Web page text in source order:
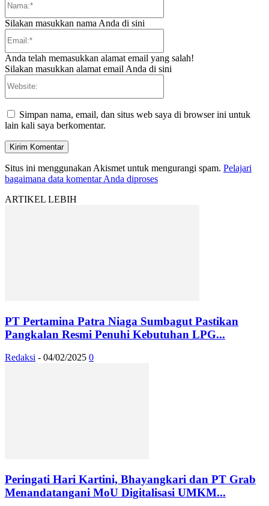
Silakan masukkan nama Anda di sini
Anda telah memasukkan alamat email yang salah!
Silakan masukkan alamat email Anda di sini
Simpan nama, email, dan situs web saya di browser ini untuk
lain kali saya berkomentar.
Situs ini menggunakan Akismet untuk mengurangi spam. Pelajari
bagaimana data komentar Anda diproses
ARTIKEL LEBIH
PT Pertamina Patra Niaga Sumbagut Pastikan
Pangkalan Resmi Penuhi Kebutuhan LPG...
Redaksi - 04/02/2025 0
Peringati Hari Kartini, Bhayangkari dan PT Grab
Menandatangani MoU Digitalisasi UMKM...